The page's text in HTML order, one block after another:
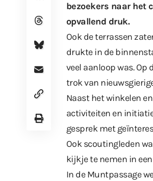
bezoekers naar het
opvallend druk.
Ook de terrassen
drukte in de
veel aanloop was.
trok van
Naast het winkelen
activiteiten en
gesprek met
Ook scoutingleden
kijkje te nemen in
In de Muntpassage